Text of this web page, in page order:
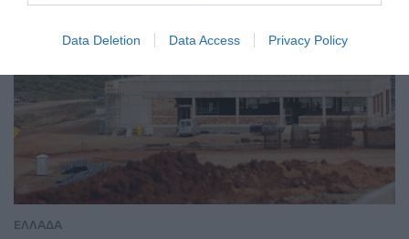
Data Deletion Data Access Privacy Policy
ΕΛΛΑΔΑ